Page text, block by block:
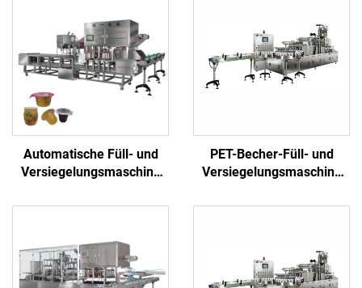
Automatische Füll- und
Versiegelungsmaschine
Gelee, Honig, Eiscreme,
Fabrikpreis
PET-Becher-Füll- und
Versiegelungsmaschine
Getränkeverpackungen